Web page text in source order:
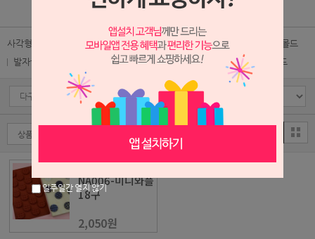
1/1
사각형몰드 원형몰드 하트/도형/알파벳몰드 고양이몰드
부엉이몰드
발자국몰드
블럭몰드 과일/크림/사물몰드 초콜렛몰드
NA006-미니와플
18구
2,050원
일주일간 열지 않기